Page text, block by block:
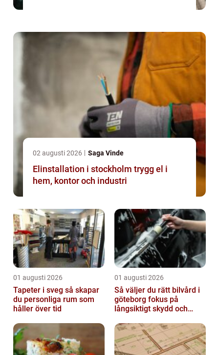
02 augusti 2026 Saga Vinde
Elinstallation i stockholm trygg el i
hem, kontor och industri
01 augusti 2026
Tapeter i sveg så skapar
du personliga rum som
håller över tid
01 augusti 2026
Så väljer du rätt bilvård i
göteborg fokus på
långsiktigt skydd och